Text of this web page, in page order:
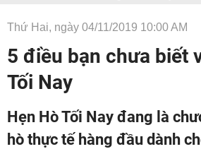
Thứ Hai, ngày 04/11/2019 10:00 AM
5 điều bạn chưa biết
Tối Nay
Hẹn Hò Tối Nay đang là
hò thực tế hàng đầu dành